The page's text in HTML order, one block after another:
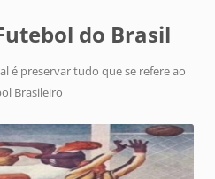
do Brasil
é preservar tudo que se refere ao
Brasileiro